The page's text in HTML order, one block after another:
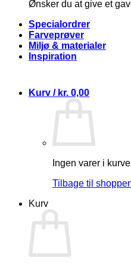
Ønsker du at give et
Specialordrer
Farveprøver
Miljø & materialer
Inspiration
Kurv / kr. 0,00
Ingen varer i
Tilbage til
Kurv